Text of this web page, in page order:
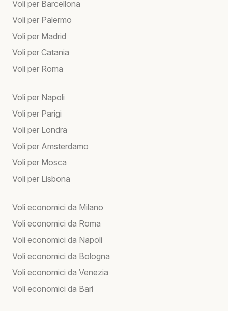
Voli per Barcellona
Voli per Palermo
Voli per Madrid
Voli per Catania
Voli per Roma
Voli per Napoli
Voli per Parigi
Voli per Londra
Voli per Amsterdamo
Voli per Mosca
Voli per Lisbona
Voli economici da Milano
Voli economici da Roma
Voli economici da Napoli
Voli economici da Bologna
Voli economici da Venezia
Voli economici da Bari